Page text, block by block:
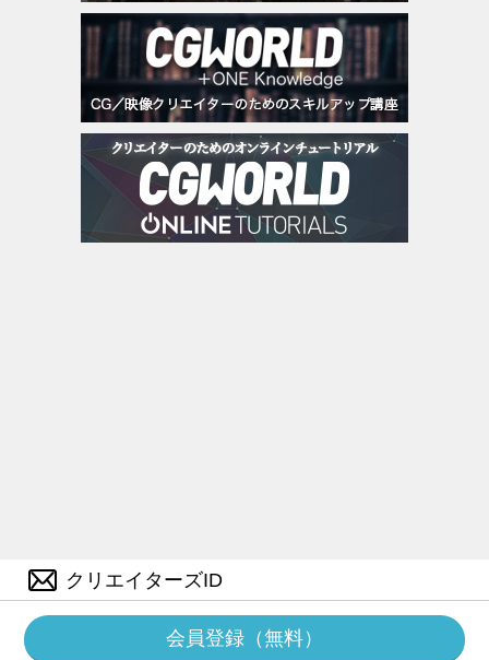
クリエイターズID
会員登録（無料）